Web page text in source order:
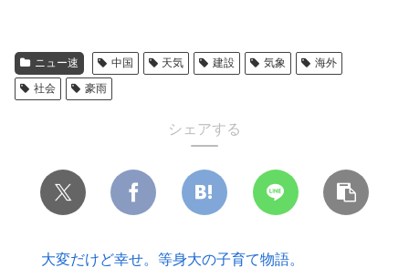
ニュー速 中国 天気 建設 気象
海外
社会
豪雨
シェアする
大変だけど幸せ。等身大の子育て物語。